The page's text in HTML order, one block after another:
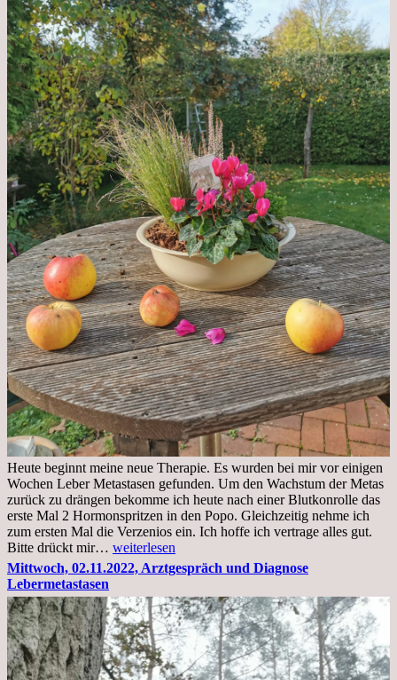
Heute beginnt meine neue Therapie. Es wurden bei mir vor einigen
Wochen Leber Metastasen gefunden. Um den Wachstum der Metas
zurück zu drängen bekomme ich heute nach einer Blutkonrolle das
erste Mal 2 Hormonspritzen in den Popo. Gleichzeitig nehme ich
zum ersten Mal die Verzenios ein. Ich hoffe ich vertrage alles gut.
Bitte drückt mir… Mittwoch,
09.11.2022
weiterlesen
Mittwoch, 02.11.2022, Arztgespräch und Diagnose
Lebermetastasen